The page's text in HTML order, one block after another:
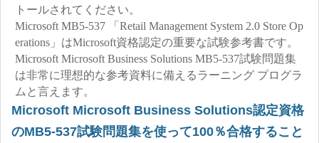
トールされてください。
Microsoft MB5-537 「Retail Management System 2.0 Store Op
erations」はMicrosoft資格認定の重要な試験参考書です。
Microsoft Microsoft Business Solutions MB5-537試験問題集
は非常に理想的な参考資料に備えるラーニング プログラ
ムと言えます。
Microsoft Microsoft Business Solutions認定資格
のMB5-537試験問題集を使って100％合格すること